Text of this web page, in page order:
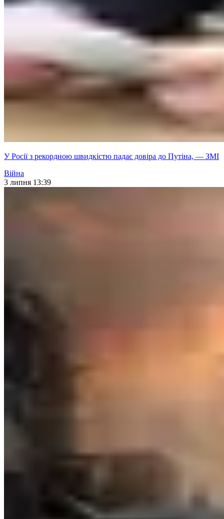
У Росії з рекордною швидкістю падає довіра до Путіна, — ЗМІ
Війна
3 липня 13:39